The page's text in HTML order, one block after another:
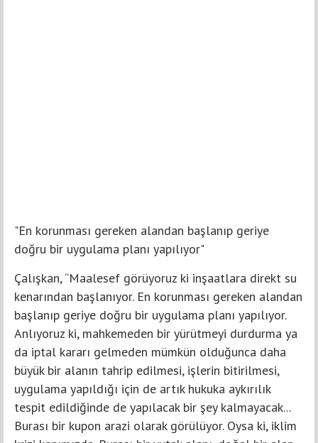
"En korunması gereken alandan başlanıp geriye
doğru bir uygulama planı yapılıyor"
Çalışkan, “Maalesef görüyoruz ki inşaatlara direkt su
kenarından başlanıyor. En korunması gereken alandan
başlanıp geriye doğru bir uygulama planı yapılıyor.
Anlıyoruz ki, mahkemeden bir yürütmeyi durdurma ya
da iptal kararı gelmeden mümkün olduğunca daha
büyük bir alanın tahrip edilmesi, işlerin bitirilmesi,
uygulama yapıldığı için de artık hukuka aykırılık
tespit edildiğinde de yapılacak bir şey kalmayacak...
Burası bir kupon arazi olarak görülüyor. Oysa ki, iklim